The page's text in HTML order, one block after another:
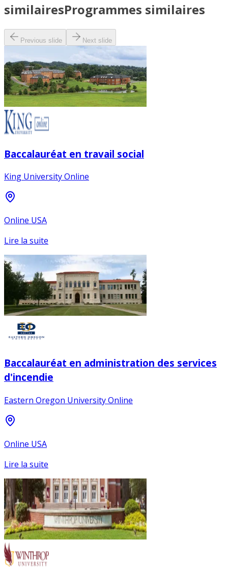
similairesProgrammes similaires
Previous slide Next slide
Baccalauréat en travail social
King University Online
Online USA
Lire la suite
Baccalauréat en administration des services
d'incendie
Eastern Oregon University Online
Online USA
Lire la suite